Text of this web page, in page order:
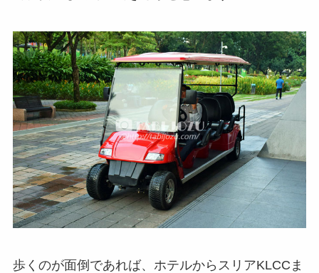
歩くのが面倒であれば、ホテルからスリアKLCCま